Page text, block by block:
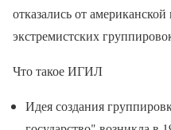
отказались от
экстремистских
Что такое ИГИЛ
Идея создания